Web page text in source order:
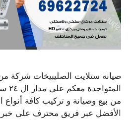
صيانة ستلايت الصليبيخات شركة
من بيع وصيانة و تركيب كافة أنواع
الأفضل عبر فريق محترف على